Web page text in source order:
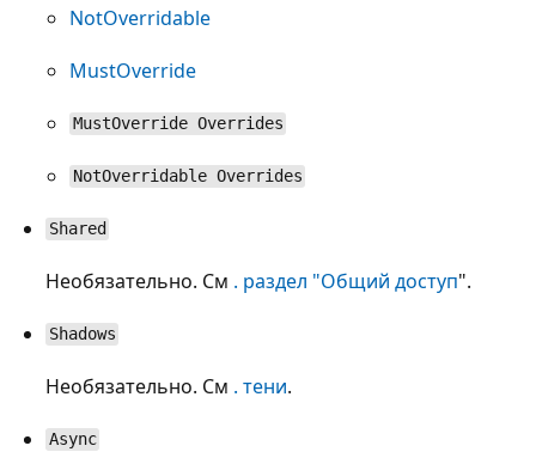
NotOverridable
MustOverride
MustOverride Overrides
NotOverridable Overrides
Shared
Необязательно. См . раздел "Общий доступ".
Shadows
Необязательно. См . тени.
Async